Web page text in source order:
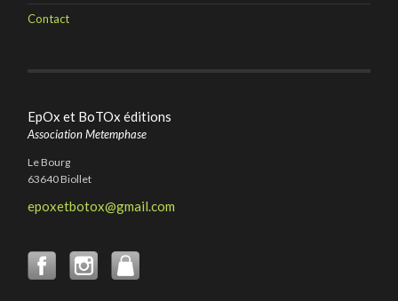
Contact
EpOx et BoTOx éditions
Association Metemphase
Le Bourg
63640 Biollet
epoxetbotox@gmail.com